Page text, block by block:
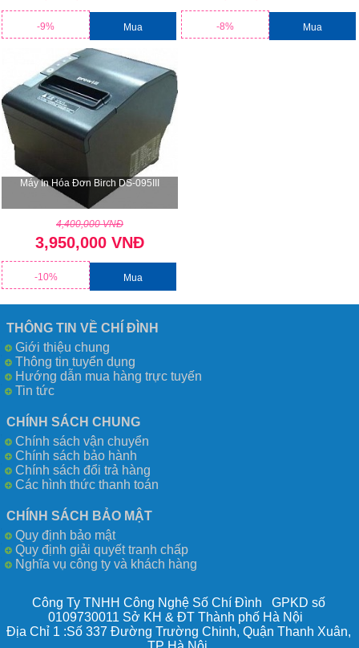
-9% Mua -8% Mua
Máy In Hóa Đơn Birch DS-095III
4,400,000 VNĐ
3,950,000 VNĐ
-10% Mua
THÔNG TIN VỀ CHÍ ĐÌNH
Giới thiệu chung
Thông tin tuyển dụng
Hướng dẫn mua hàng trực tuyến
Tin tức
CHÍNH SÁCH CHUNG
Chính sách vận chuyển
Chính sách bảo hành
Chính sách đổi trả hàng
Các hình thức thanh toán
CHÍNH SÁCH BẢO MẬT
Quy định bảo mật
Quy định giải quyết tranh chấp
Nghĩa vụ công ty và khách hàng
Công Ty TNHH Công Nghệ Số Chí Đình GPKD số
0109730011 Sở KH & ĐT Thành phố Hà Nội
Địa Chỉ 1 :Số 337 Đường Trường Chinh, Quận Thanh Xuân,